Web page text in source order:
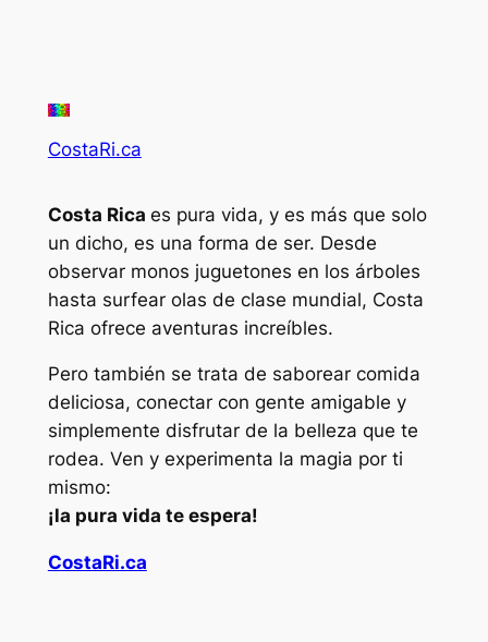
CostaRi.ca
Costa Rica es pura vida, y es más que solo
un dicho, es una forma de ser. Desde
observar monos juguetones en los árboles
hasta surfear olas de clase mundial, Costa
Rica ofrece aventuras increíbles.
Pero también se trata de saborear comida
deliciosa, conectar con gente amigable y
simplemente disfrutar de la belleza que te
rodea. Ven y experimenta la magia por ti
mismo:
¡la pura vida te espera!
CostaRi.ca